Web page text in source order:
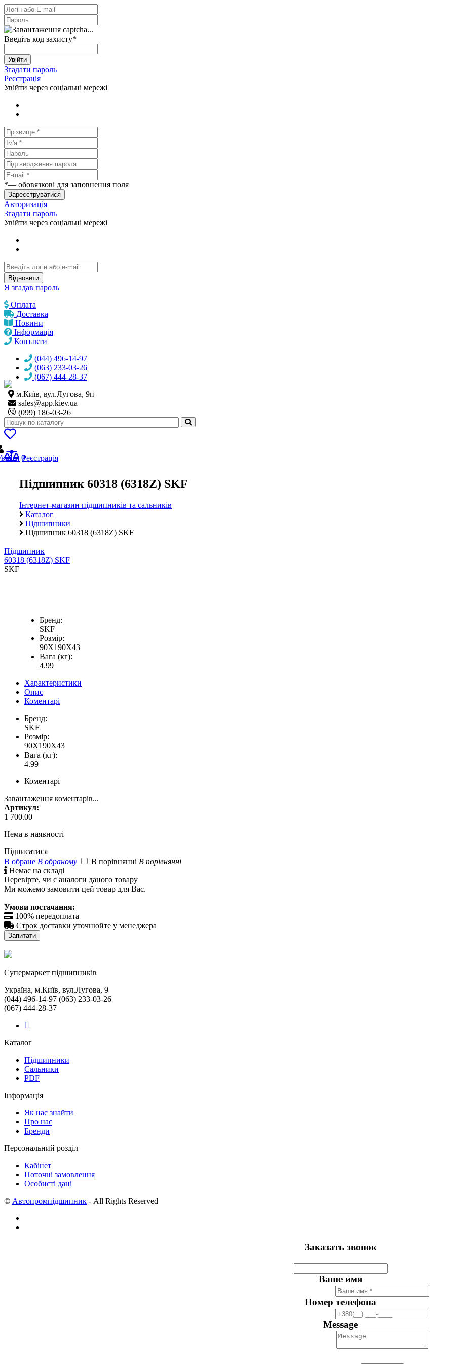
Введіть код захисту*
Увійти
Згадати пароль
Реєстрація
Увійти через соціальні мережі
*— обовязкові для заповнення поля
Зареєструватися
Авторизація
Згадати пароль
Увійти через соціальні мережі
Відновити
Я згадав пароль
Оплата
Доставка
Новини
Інформація
Контакти
(044) 496-14-97
(063) 233-03-26
(067) 444-28-37
м.Київ, вул.Лугова, 9п
sales@app.kiev.ua
(099) 186-03-26
0
Реєстрація
Підшипник 60318 (6318Z) SKF
Інтернет-магазин підшипників та сальників
Каталог
Підшипники
Підшипник 60318 (6318Z) SKF
Підшипник
60318 (6318Z) SKF
SKF
Бренд:
SKF
Розмір:
90X190X43
Вага (кг):
4.99
Характеристики
Опис
Коментарі
Бренд:
SKF
Розмір:
90X190X43
Вага (кг):
4.99
Коментарі
Завантаження коментарів...
Артикул:
1 700.00
Нема в наявності
Підписатися
В обране В обраному В порівнянні В порівнянні
 Немає на складі
Перевірте, чи є аналоги даного товару
Ми можемо замовити цей товар для Вас.
Умови постачання:
 100% передоплата
 Строк доставки уточнюйте у менеджера
Запитати
Cупермаркет підшипників
Україна, м.Київ, вул.Лугова, 9
(044) 496-14-97 (063) 233-03-26
(067) 444-28-37
Каталог
Підшипники
Сальники
PDF
Інформація
Як нас знайти
Про нас
Бренди
Персональний розділ
Кабінет
Поточні замовлення
Особисті дані
© Автопромпідшипник - All Rights Reserved
Заказать звонок
Ваше имя
Номер телефона
Message